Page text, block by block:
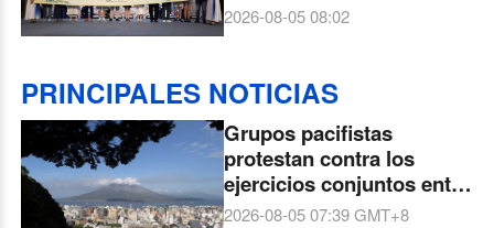
patrimonio milenario y la
2026-08-05 08:02
PRINCIPALES NOTICIAS
Grupos pacifistas
protestan contra los
ejercicios conjuntos entre
Japón y EE. UU. en
2026-08-05 07:39GMT+8